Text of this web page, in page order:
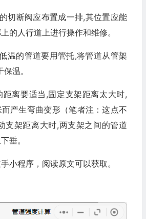
切断阀应布置成一排,其位置应能
的人行道上进行操作和维修。
温的管道要用管托,将管道从管架
温。
距离要适当,固定支架距离太大时,
产生弯曲变形（笔者注：这点不
支架距离大时,两支架之间的管道
垂。
小程序，阅读原文可以获取。